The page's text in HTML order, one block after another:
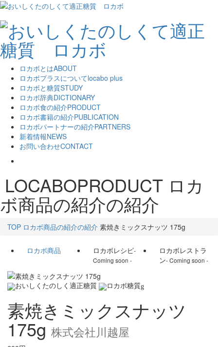
ロカボとはABOUT
ロカボプラスについてlocabo plus
ロカボと糖質STUDY
ロカボ辞典DICTIONARY
ロカボ食の紹介PRODUCT
ロカボ書籍の紹介PUBLICATION
ロカボパートナーの紹介PARTNERS
新着情報NEWS
お問い合わせCONTACT
LOCABOPRODUCT ロカ
ボ商品の紹介の紹介
TOP ロカボ商品の紹介の紹介 素焼きミックスナッツ 175g
ロカボ商品 ロカボレシピ-
Coming soon -
ロカボレストラ
ン- Coming soon -
g
素焼きミックスナッツ
175g 株式会社川越屋